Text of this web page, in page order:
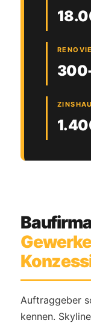
Auftraggeber
kennen.